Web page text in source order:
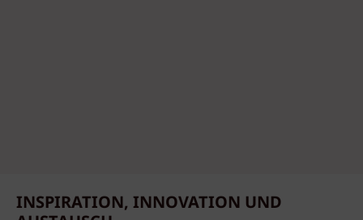
INSPIRATION, INNOVATION UND